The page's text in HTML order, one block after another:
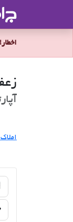
اخطار!
آپارتمان 170 متری در